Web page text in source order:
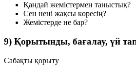
Қандай жемістермен таныстық?
Сен нені жақсы көресің?
Жемістерде не бар?
9) Қорытынды, бағалау, үй
Сабақты қорыту